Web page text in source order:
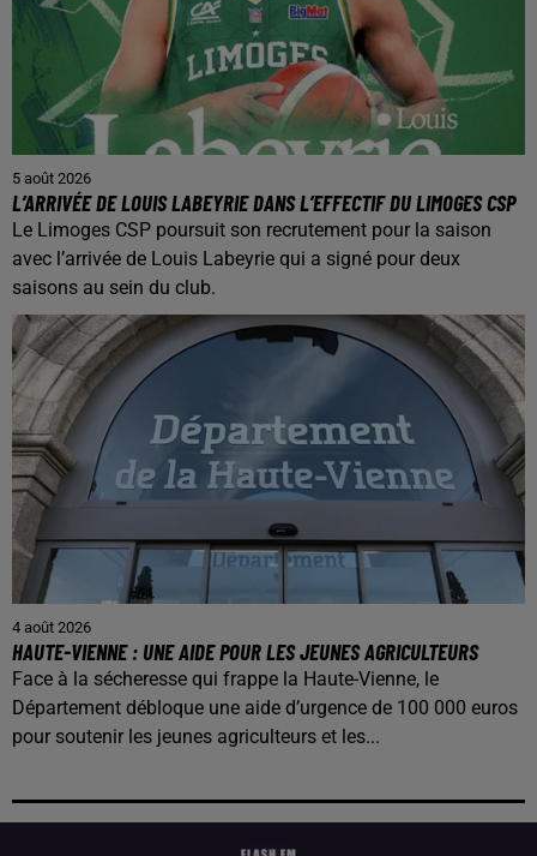
5 août 2026
L’ARRIVÉE DE LOUIS LABEYRIE DANS L’EFFECTIF DU LIMOGES CSP
Le Limoges CSP poursuit son recrutement pour la saison
avec l’arrivée de Louis Labeyrie qui a signé pour deux
saisons au sein du club.
4 août 2026
HAUTE-VIENNE : UNE AIDE POUR LES JEUNES AGRICULTEURS
Face à la sécheresse qui frappe la Haute-Vienne, le
Département débloque une aide d’urgence de 100 000 euros
pour soutenir les jeunes agriculteurs et les...